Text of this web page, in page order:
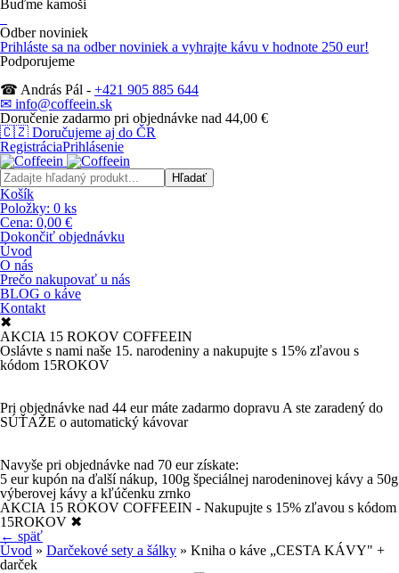
Buďme kamoši
Odber noviniek
Prihláste sa na odber noviniek a vyhrajte kávu v hodnote 250 eur!
Podporujeme
☎ András Pál - +421 905 885 644
✉ info@coffeein.sk
Doručenie zadarmo pri objednávke nad 44,00 €
🇨🇿 Doručujeme aj do ČR
RegistráciaPrihlásenie
Košík
Položky: 0 ks
Cena: 0,00 €
Dokončiť objednávku
Úvod
O nás
Prečo nakupovať u nás
BLOG o káve
Kontakt
✖
AKCIA 15 ROKOV COFFEEIN
Oslávte s nami naše 15. narodeniny a nakupujte s 15% zľavou s
kódom 15ROKOV
Pri objednávke nad 44 eur máte zadarmo dopravu A ste zaradený do
SÚŤAŽE o automatický kávovar
Navyše pri objednávke nad 70 eur získate:
5 eur kupón na ďalší nákup, 100g špeciálnej narodeninovej kávy a 50g
výberovej kávy a kľúčenku zrnko
AKCIA 15 ROKOV COFFEEIN - Nakupujte s 15% zľavou s kódom
15ROKOV ✖
← späť
Úvod » Darčekové sety a šálky » Kniha o káve „CESTA KÁVY" +
darček